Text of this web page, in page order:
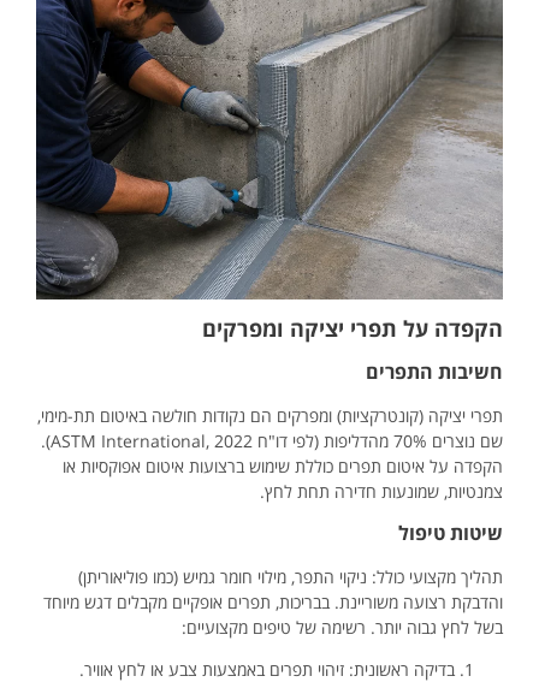
הקפדה על תפרי יציקה ומפרקים
חשיבות התפרים
תפרי יציקה (קונטרקציות) ומפרקים הם נקודות חולשה באיטום תת-מימי,
שם נוצרים 70% מהדליפות (לפי דו"ח ASTM International, 2022).
הקפדה על איטום תפרים כוללת שימוש ברצועות איטום אפוקסיות או
צמנטיות, שמונעות חדירה תחת לחץ.
שיטות טיפול
תהליך מקצועי כולל: ניקוי התפר, מילוי חומר גמיש (כמו פוליאוריתן)
והדבקת רצועה משוריינת. בבריכות, תפרים אופקיים מקבלים דגש מיוחד
בשל לחץ גבוה יותר. רשימה של טיפים מקצועיים:
בדיקה ראשונית: זיהוי תפרים באמצעות צבע או לחץ אוויר.